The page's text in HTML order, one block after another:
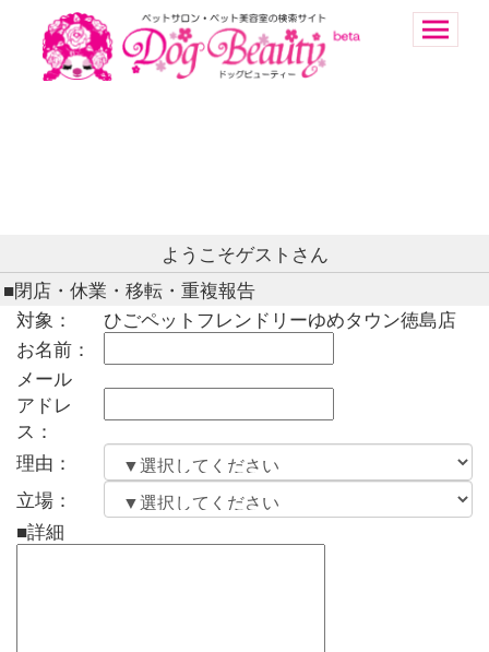
ようこそゲストさん
■閉店・休業・移転・重複報告
対象：
ひごペットフレンドリーゆめタウン徳島店
お名前：
メール
アドレ
ス：
理由：
立場：
■詳細